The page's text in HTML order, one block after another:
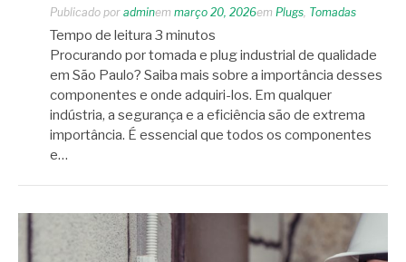
Publicado por adminem março 20, 2026em Plugs Tomadas
Tempo de leitura 3 minutos
Procurando por tomada e plug industrial de qualidade
em São Paulo? Saiba mais sobre a importância desses
componentes e onde adquiri-los. Em qualquer
indústria, a segurança e a eficiência são de extrema
importância. É essencial que todos os componentes
e…